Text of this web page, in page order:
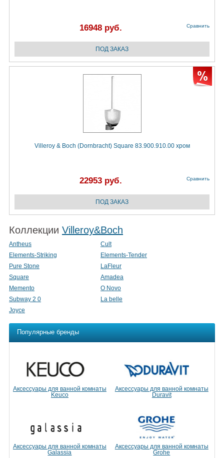
16948 руб. Сравнить
Villeroy & Boch (Dornbracht) Square 83.900.910.00 хром
22953 руб. Сравнить
Коллекции Villeroy&Boch
Antheus
Cult
Elements-Striking
Elements-Tender
Pure Stone
LaFleur
Square
Amadea
Memento
O Novo
Subway 2 0
La belle
Joyce
Популярные бренды
Аксессуары для ванной комнаты
Keuco
Аксессуары для ванной комнаты
Duravit
Аксессуары для ванной комнаты
Galassia
Аксессуары для ванной комнаты
Grohe